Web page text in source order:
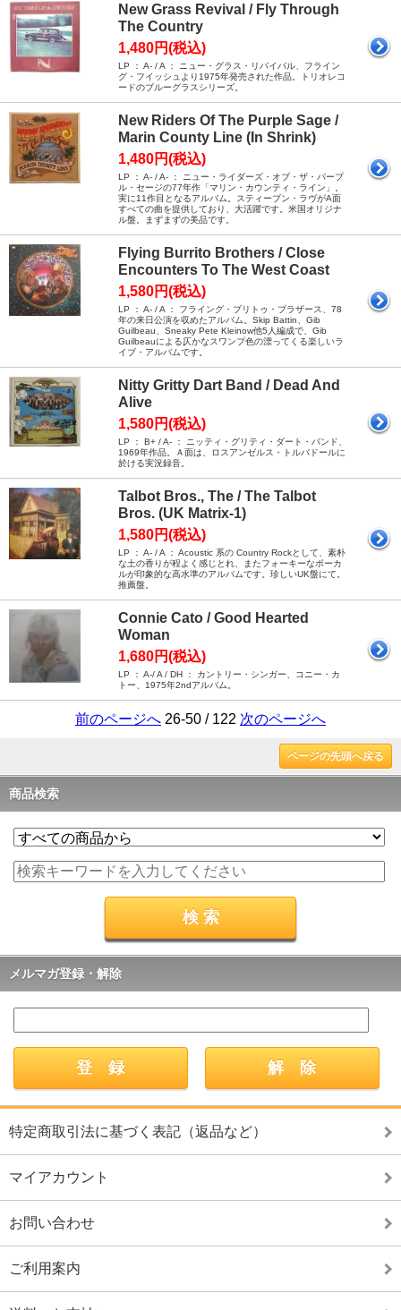
New Grass Revival / Fly Through
The Country
1,480円(税込)
LP ： A- / A ： ニュー・グラス・リバイバル、フライン
グ・フイッシュより1975年発売された作品。トリオレコ
ードのブルーグラスシリーズ。
New Riders Of The Purple Sage /
Marin County Line (In Shrink)
1,480円(税込)
LP ： A- / A- ： ニュー・ライダーズ・オブ・ザ・パープ
ル・セージの77年作「マリン・カウンティ・ライン」。
実に11作目となるアルバム。スティーブン・ラヴがA面
すべての曲を提供しており、大活躍です。米国オリジナ
ル盤。まずまずの美品です。
Flying Burrito Brothers / Close
Encounters To The West Coast
1,580円(税込)
LP ： A- / A ： フライング・ブリトゥ・ブラザース、78
年の来日公演を収めたアルバム。Skip Battin、Gib
Guilbeau、Sneaky Pete Kleinow他5人編成で、Gib
Guilbeauによる仄かなスワンプ色の漂ってくる楽しいラ
イブ・アルバムです。
Nitty Gritty Dart Band / Dead And
Alive
1,580円(税込)
LP ： B+ / A- ： ニッティ・グリティ・ダート・バンド、
1969年作品。Ａ面は、ロスアンゼルス・トルバドールに
於ける実況録音。
Talbot Bros., The / The Talbot
Bros. (UK Matrix-1)
1,580円(税込)
LP ： A- / A ： Acoustic 系の Country Rockとして、素朴
な土の香りが程よく感じとれ、またフォーキーなボーカ
ルが印象的な高水準のアルバムです。珍しいUK盤にて。
推薦盤。
Connie Cato / Good Hearted
Woman
1,680円(税込)
LP ： A-/ A / DH ： カントリー・シンガー、コニー・カ
トー、1975年2ndアルバム。
前のページへ 26-50 / 122 次のページへ
ページの先頭へ戻る
商品検索
メルマガ登録・解除
特定商取引法に基づく表記（返品など）
マイアカウント
お問い合わせ
ご利用案内